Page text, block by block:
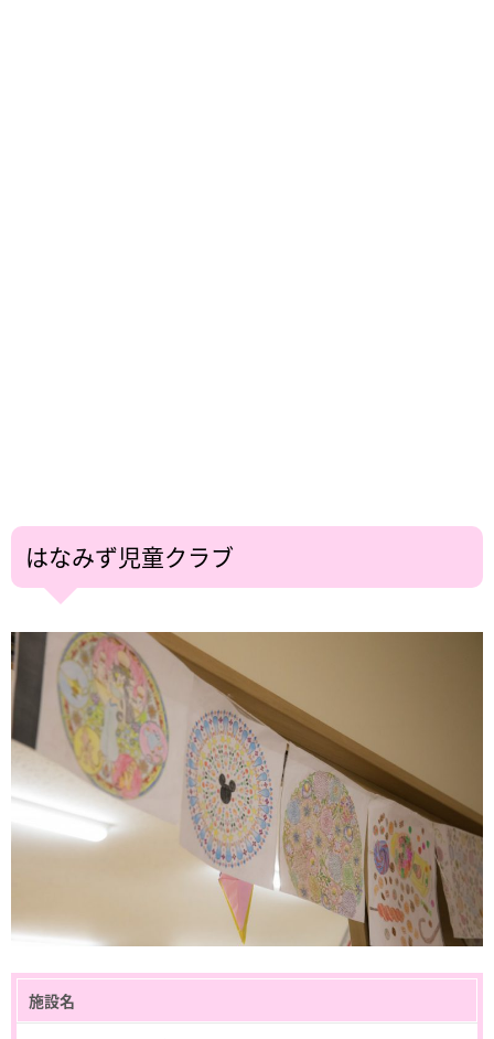
はなみず児童クラブ
施設名